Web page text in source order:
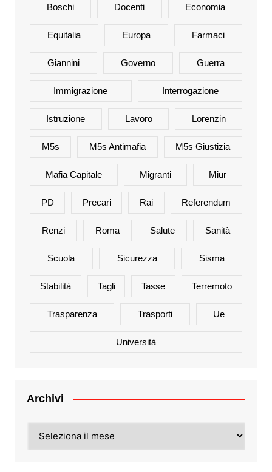
Boschi Docenti Economia
Equitalia Europa Farmaci
Giannini Governo Guerra
Immigrazione Interrogazione
Istruzione Lavoro Lorenzin
M5s M5s Antimafia M5s Giustizia
Mafia Capitale Migranti Miur
PD Precari Rai Referendum
Renzi Roma Salute Sanità
Scuola Sicurezza Sisma
Stabilità Tagli Tasse Terremoto
Trasparenza Trasporti Ue
Università
Archivi